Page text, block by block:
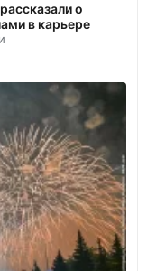
о
в карьере